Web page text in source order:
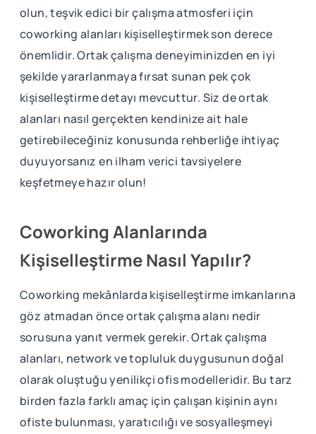
olun, teşvik edici bir çalışma atmosferi için
coworking alanları kişiselleştirmek son derece
önemlidir. Ortak çalışma deneyiminizden en iyi
şekilde yararlanmaya fırsat sunan pek çok
kişiselleştirme detayı mevcuttur. Siz de ortak
alanları nasıl gerçekten kendinize ait hale
getirebileceğiniz konusunda rehberliğe ihtiyaç
duyuyorsanız en ilham verici tavsiyelere
keşfetmeye hazır olun!
Coworking Alanlarında
Kişiselleştirme Nasıl Yapılır?
Coworking mekânlarda kişiselleştirme imkanlarına
göz atmadan önce ortak çalışma alanı nedir
sorusuna yanıt vermek gerekir. Ortak çalışma
alanları, network ve topluluk duygusunun doğal
olarak oluştuğu yenilikçi ofis modelleridir. Bu tarz
birden fazla farklı amaç için çalışan kişinin aynı
ofiste bulunması, yaratıcılığı ve sosyalleşmeyi